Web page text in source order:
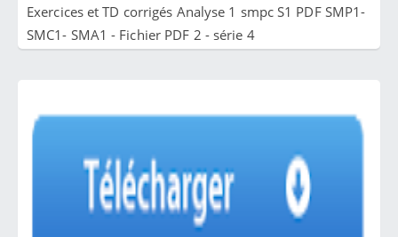
Exercices et TD corrigés Analyse 1 smpc S1 PDF SMP1-
SMC1- SMA1 - Fichier PDF 2 - série 4